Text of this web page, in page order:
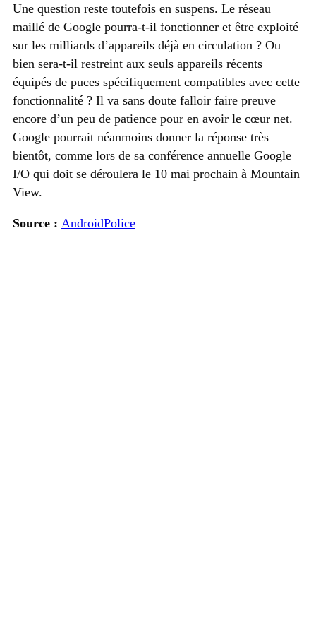
Une question reste toutefois en suspens. Le réseau
maillé de Google pourra-t-il fonctionner et être exploité
sur les milliards d’appareils déjà en circulation ? Ou
bien sera-t-il restreint aux seuls appareils récents
équipés de puces spécifiquement compatibles avec cette
fonctionnalité ? Il va sans doute falloir faire preuve
encore d’un peu de patience pour en avoir le cœur net.
Google pourrait néanmoins donner la réponse très
bientôt, comme lors de sa conférence annuelle Google
I/O qui doit se déroulera le 10 mai prochain à Mountain
View.
Source : AndroidPolice